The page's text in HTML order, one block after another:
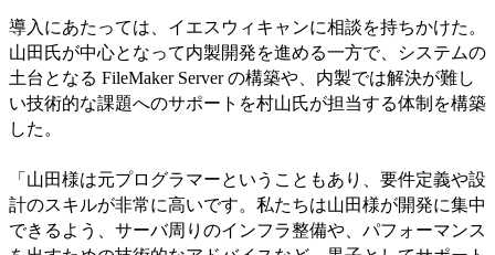
導入にあたっては、イエスウィキャンに相談を持ちかけた。
山田氏が中心となって内製開発を進める一方で、システムの
土台となる FileMaker Server の構築や、内製では解決が難し
い技術的な課題へのサポートを村山氏が担当する体制を構築
した。
「山田様は元プログラマーということもあり、要件定義や設
計のスキルが非常に高いです。私たちは山田様が開発に集中
できるよう、サーバ周りのインフラ整備や、パフォーマンス